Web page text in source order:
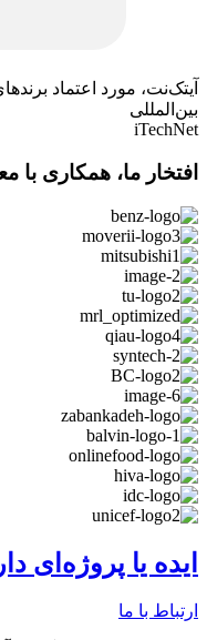
آیتک‌نت، مورد اعتماد
بین‌المللی
iTechNet
افتخار ما، همکاری با
ایده یا پروژه‌ای
ارتباط با ما